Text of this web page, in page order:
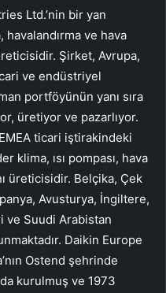
Ltd.’nin bir yan
havalandırma ve hava
Şirket, Avrupa,
ve endüstriyel
portföyünün yanı sıra
üretiyor ve pazarlıyor.
ticari iştirakindeki
klima, ısı pompası, hava
üreticisidir. Belçika, Çek
Avusturya, İngiltere,
ve Suudi Arabistan
Daikin Europe
Ostend şehrinde
kurulmuş ve 1973